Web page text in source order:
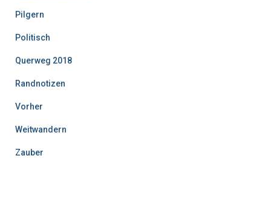
Pilgern
Politisch
Querweg 2018
Randnotizen
Vorher
Weitwandern
Zauber